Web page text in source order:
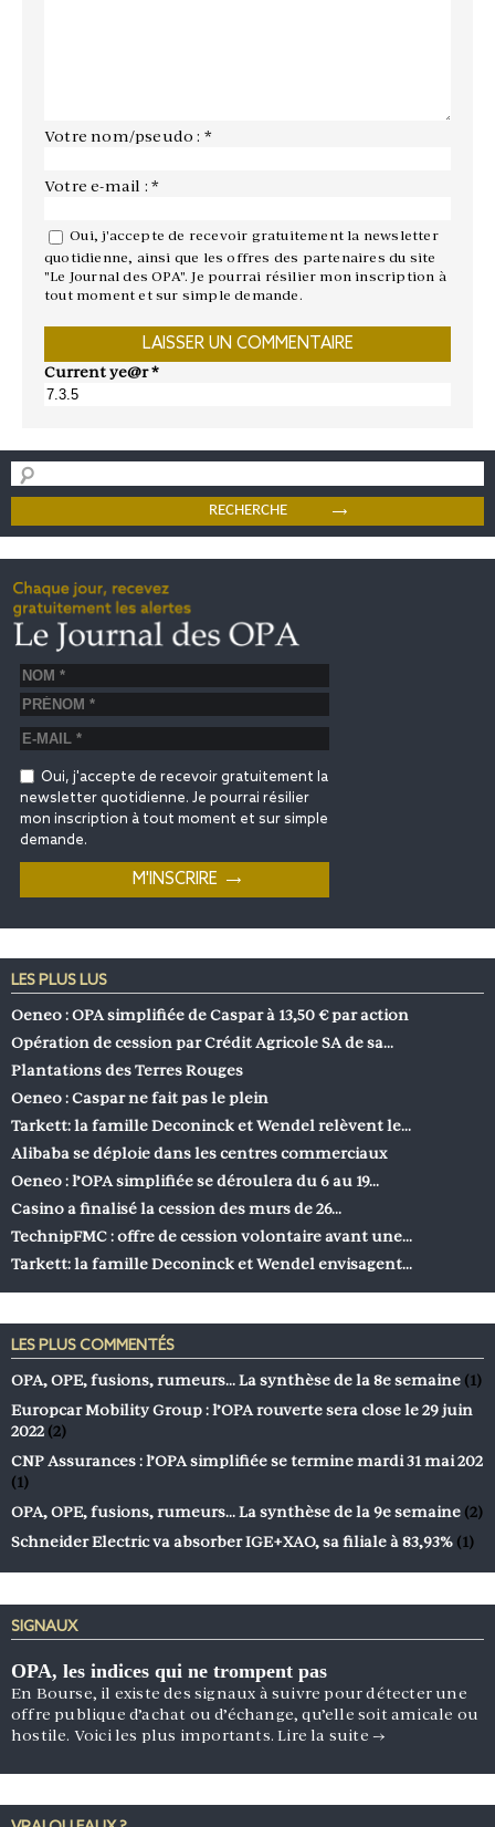
Votre nom/pseudo : *
Votre e-mail : *
Oui, j'accepte de recevoir gratuitement la newsletter
quotidienne, ainsi que les offres des partenaires du site
"Le Journal des OPA". Je pourrai résilier mon inscription à
tout moment et sur simple demande.
Current ye@r*
Oui, j'accepte de recevoir gratuitement la
newsletter quotidienne. Je pourrai résilier
mon inscription à tout moment et sur simple
demande.
LES PLUS LUS
Oeneo : OPA simplifiée de Caspar à 13,50 € par action
Opération de cession par Crédit Agricole SA de sa…
Plantations des Terres Rouges
Oeneo : Caspar ne fait pas le plein
Tarkett: la famille Deconinck et Wendel relèvent le…
Alibaba se déploie dans les centres commerciaux
Oeneo : l’OPA simplifiée se déroulera du 6 au 19…
Casino a finalisé la cession des murs de 26…
TechnipFMC : offre de cession volontaire avant une…
Tarkett: la famille Deconinck et Wendel envisagent…
LES PLUS COMMENTÉS
OPA, OPE, fusions, rumeurs… La synthèse de la 8e semaine (1)
Europcar Mobility Group : l’OPA rouverte sera close le 29 juin
2022 (2)
CNP Assurances : l’OPA simplifiée se termine mardi 31 mai 202
(1)
OPA, OPE, fusions, rumeurs… La synthèse de la 9e semaine (2)
Schneider Electric va absorber IGE+XAO, sa filiale à 83,93% (1)
SIGNAUX
OPA, les indices qui ne trompent pas
En Bourse, il existe des signaux à suivre pour détecter une
offre publique d’achat ou d’échange, qu’elle soit amicale ou
hostile. Voici les plus importants.Lire la suite →